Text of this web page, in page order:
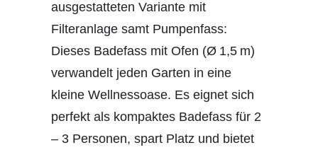
ausgestatteten Variante mit
Filteranlage samt Pumpenfass:
Dieses Badefass mit Ofen (Ø 1,5 m)
verwandelt jeden Garten in eine
kleine Wellnessoase. Es eignet sich
perfekt als kompaktes Badefass für 2
– 3 Personen, spart Platz und bietet